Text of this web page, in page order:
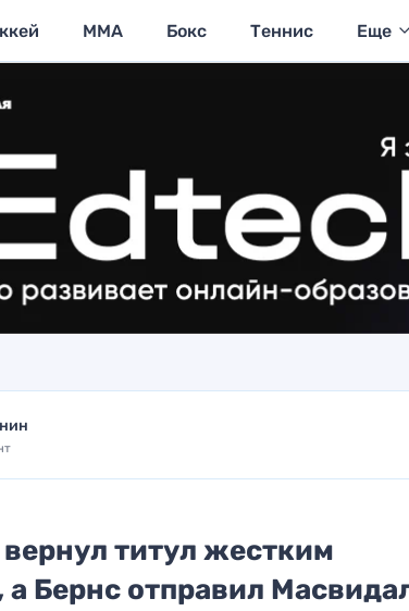
MMA Бокс Теннис Еще
титул жестким
а Бернс отправил